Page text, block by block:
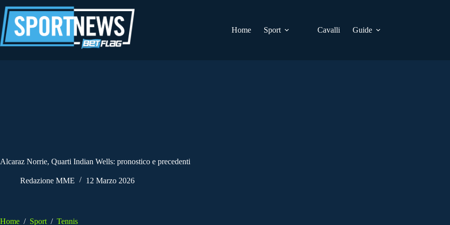
al
contenuto
Home
Sport Cavalli Guide
Alcaraz Norrie, Quarti Indian Wells: pronostico e precedenti
Redazione MME 12 Marzo 2026
Home / Sport / Tennis